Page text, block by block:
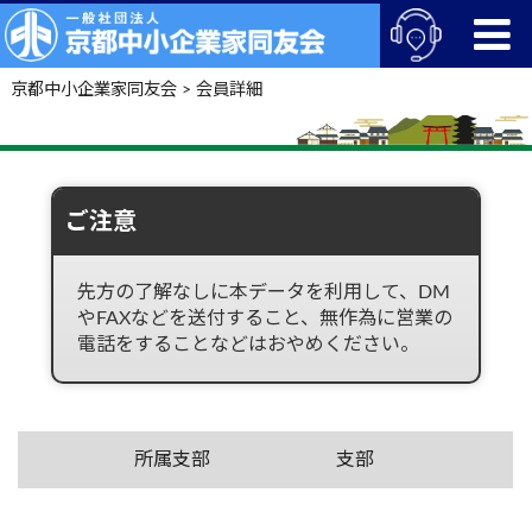
京都中小企業家同友会> 会員詳細
ご注意
先方の了解なしに本データを利用して、DM
やFAXなどを送付すること、無作為に営業の
電話をすることなどはおやめください。
所属支部 支部